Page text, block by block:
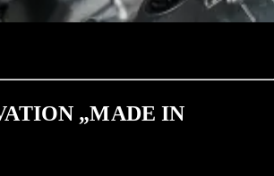
„MADE IN